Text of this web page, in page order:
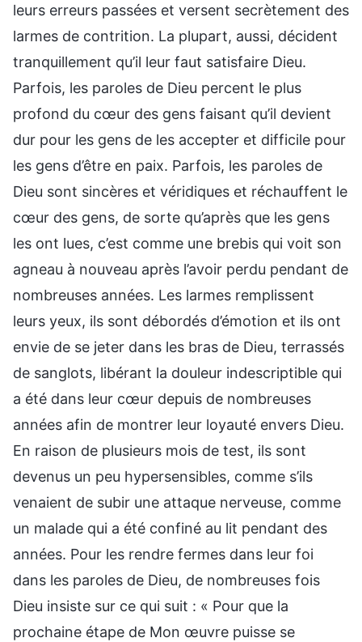
leurs erreurs passées et versent secrètement des
larmes de contrition. La plupart, aussi, décident
tranquillement qu’il leur faut satisfaire Dieu.
Parfois, les paroles de Dieu percent le plus
profond du cœur des gens faisant qu’il devient
dur pour les gens de les accepter et difficile pour
les gens d’être en paix. Parfois, les paroles de
Dieu sont sincères et véridiques et réchauffent le
cœur des gens, de sorte qu’après que les gens
les ont lues, c’est comme une brebis qui voit son
agneau à nouveau après l’avoir perdu pendant de
nombreuses années. Les larmes remplissent
leurs yeux, ils sont débordés d’émotion et ils ont
envie de se jeter dans les bras de Dieu, terrassés
de sanglots, libérant la douleur indescriptible qui
a été dans leur cœur depuis de nombreuses
années afin de montrer leur loyauté envers Dieu.
En raison de plusieurs mois de test, ils sont
devenus un peu hypersensibles, comme s’ils
venaient de subir une attaque nerveuse, comme
un malade qui a été confiné au lit pendant des
années. Pour les rendre fermes dans leur foi
dans les paroles de Dieu, de nombreuses fois
Dieu insiste sur ce qui suit : « Pour que la
prochaine étape de Mon œuvre puisse se